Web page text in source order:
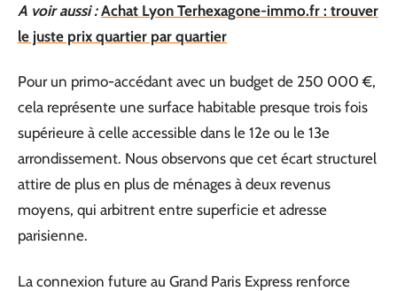
A voir aussi : Achat Lyon Terhexagone-immo.fr : trouver
le juste prix quartier par quartier
Pour un primo-accédant avec un budget de 250 000 €,
cela représente une surface habitable presque trois fois
supérieure à celle accessible dans le 12e ou le 13e
arrondissement. Nous observons que cet écart structurel
attire de plus en plus de ménages à deux revenus
moyens, qui arbitrent entre superficie et adresse
parisienne.
La connexion future au Grand Paris Express renforce